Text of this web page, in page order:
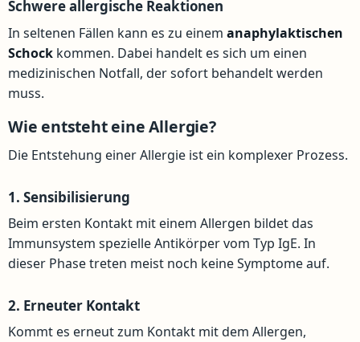
Schwere allergische Reaktionen
In seltenen Fällen kann es zu einem anaphylaktischen
Schock kommen. Dabei handelt es sich um einen
medizinischen Notfall, der sofort behandelt werden
muss.
Wie entsteht eine Allergie?
Die Entstehung einer Allergie ist ein komplexer Prozess.
1. Sensibilisierung
Beim ersten Kontakt mit einem Allergen bildet das
Immunsystem spezielle Antikörper vom Typ IgE. In
dieser Phase treten meist noch keine Symptome auf.
2. Erneuter Kontakt
Kommt es erneut zum Kontakt mit dem Allergen,